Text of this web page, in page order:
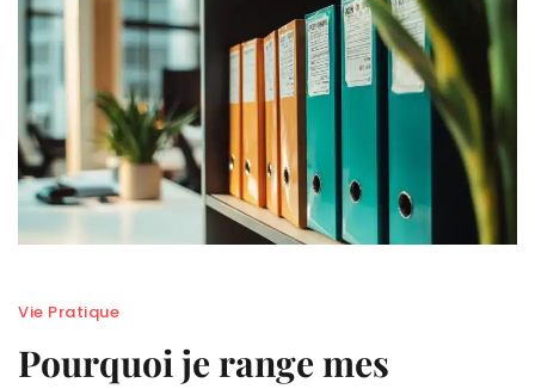
Vie Pratique
Pourquoi je range mes